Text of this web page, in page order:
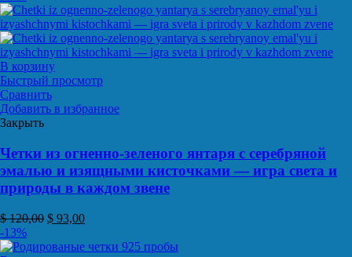
В корзину
Быстрый просмотр
Сравнить
Добавить в избранное
Закрыть
Четки из огненно-зеленого янтаря с серебряной
эмалью и изящными кисточками — игра света и
природы в каждом звене
$120,00 $ 93,00
-13%